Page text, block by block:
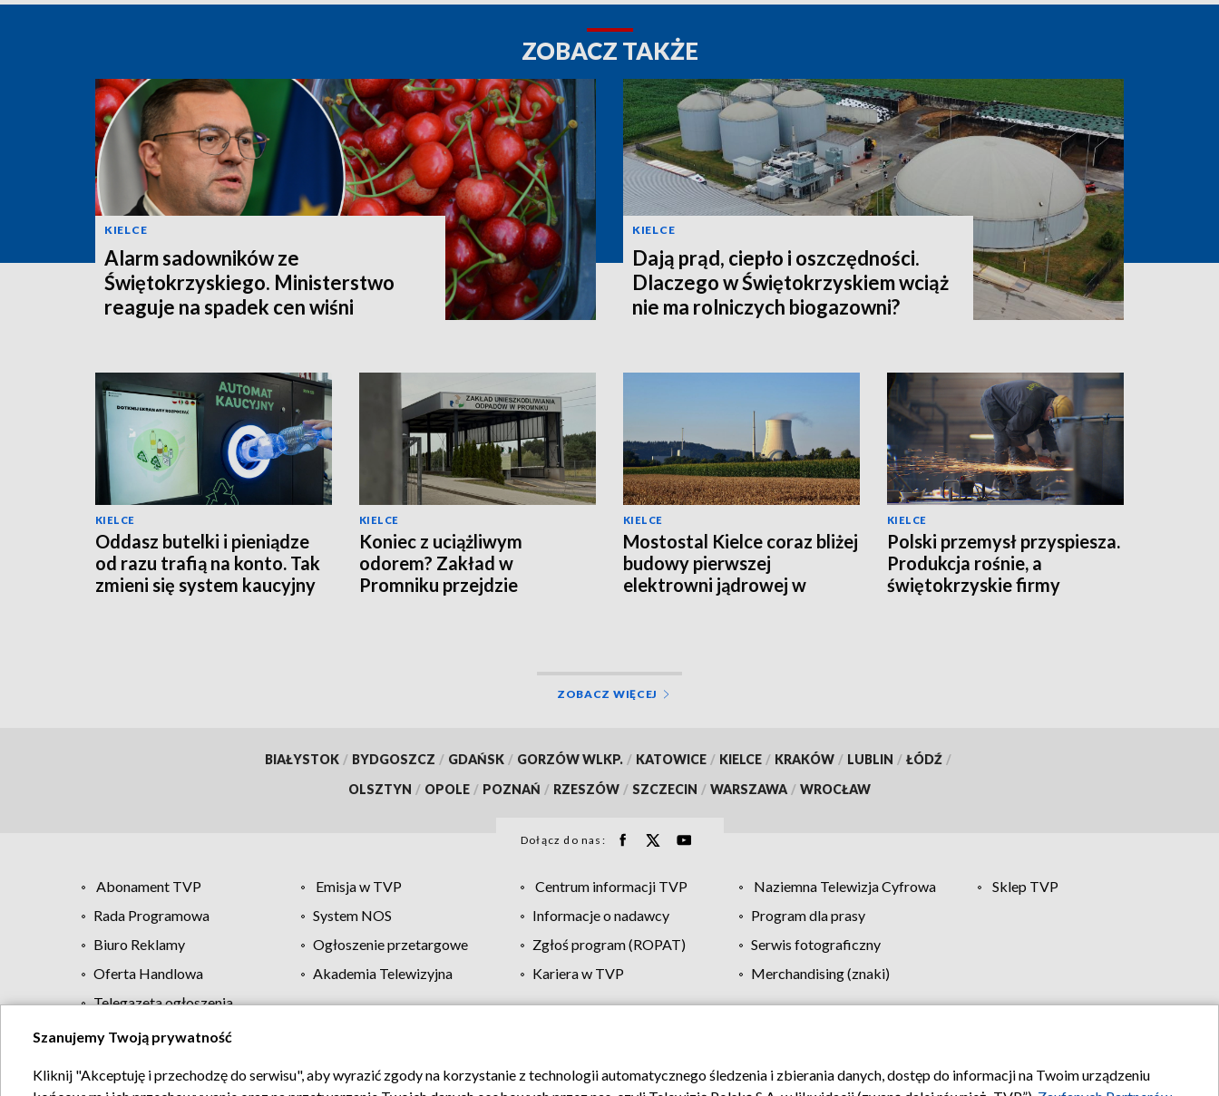
ZOBACZ TAKŻE
KIELCE
Alarm sadowników ze
Świętokrzyskiego. Ministerstwo
reaguje na spadek cen wiśni
KIELCE
Dają prąd, ciepło i oszczędności.
Dlaczego w Świętokrzyskiem wciąż
nie ma rolniczych biogazowni?
KIELCE
Oddasz butelki i pieniądze
od razu trafią na konto. Tak
zmieni się system kaucyjny
KIELCE
Koniec z uciążliwym
odorem? Zakład w
Promniku przejdzie
KIELCE
Mostostal Kielce coraz bliżej
budowy pierwszej
elektrowni jądrowej w
KIELCE
Polski przemysł przyspiesza.
Produkcja rośnie, a
świętokrzyskie firmy
ZOBACZ WIĘCEJ
BIAŁYSTOK / BYDGOSZCZ / GDAŃSK / GORZÓW WLKP. / KATOWICE / KIELCE / KRAKÓW / LUBLIN / ŁÓDŹ /
OLSZTYN / OPOLE / POZNAŃ / RZESZÓW / SZCZECIN / WARSZAWA / WROCŁAW
Dołącz do nas:
Abonament TVP Emisja w TVP Centrum informacji TVP Naziemna Telewizja Cyfrowa
Sklep TVP
Rada Programowa
System NOS Informacje o nadawcy
Program dla prasy
Biuro Reklamy
Ogłoszenie przetargowe Zgłoś program (ROPAT)
Serwis fotograficzny
Oferta Handlowa
Akademia Telewizyjna Kariera w TVP
Merchandising (znaki)
Telegazeta ogłoszenia
Regulamin TVP Polityka prywatności Moje zgody Pomoc Biuro reklamy Kontakt
Szanujemy Twoją prywatność
Kliknij "Akceptuję i przechodzę do serwisu", aby wyrazić zgody na korzystanie z technologii automatycznego śledzenia i zbierania danych, dostęp do informacji na Twoim urządzeniu